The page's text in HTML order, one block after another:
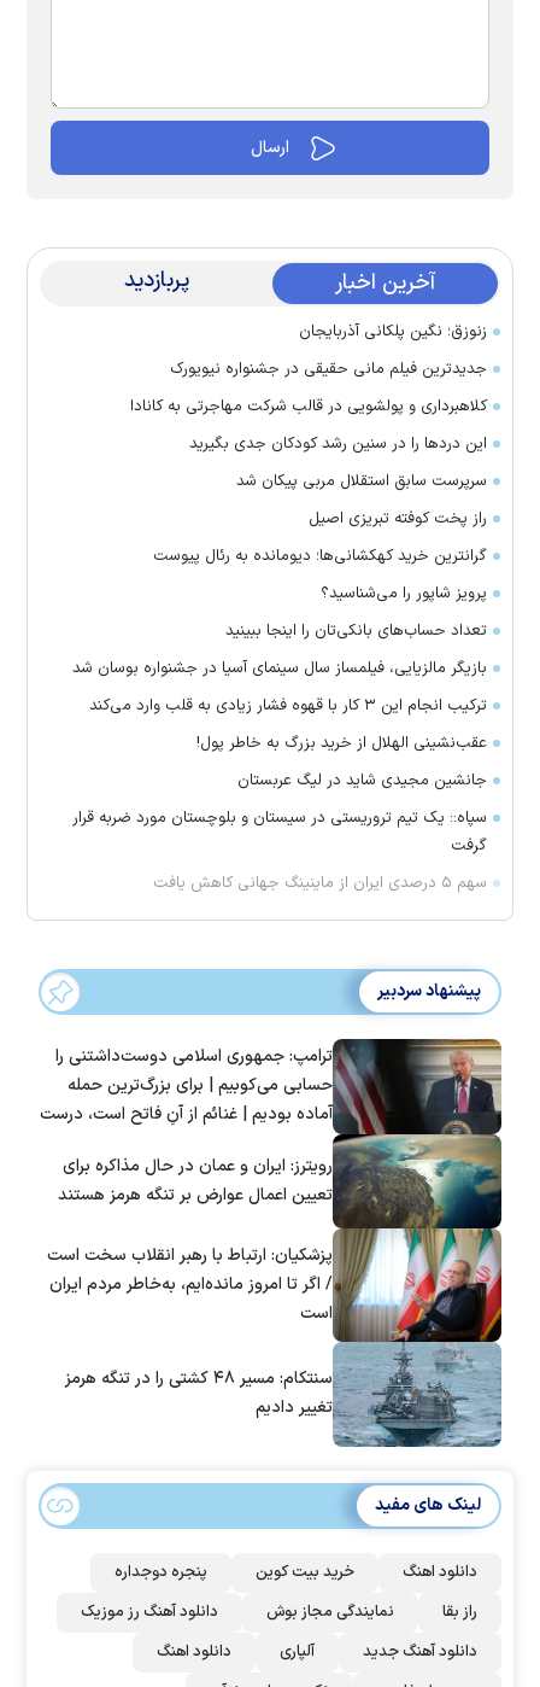
آخرین اخبار پربازدید
زنوزق؛ نگین پلکانی آذربایجان
جدیدترین فیلم مانی حقیقی در جشنواره نیویورک
کلاهبرداری و پولشویی در قالب شرکت مهاجرتی به کانادا
این درد‌ها را در سنین رشد کودکان جدی بگیرید
سرپرست سابق استقلال مربی پیکان شد
راز پخت کوفته تبریزی اصیل
گرانترین خرید کهکشانی‌ها؛ دیومانده به رئال پیوست
پرویز شاپور را می‌شناسید؟
تعداد حساب‌های بانکی‌تان را اینجا ببینید
بازیگر مالزیایی، فیلمساز سال سینمای آسیا در جشنواره بوسان شد
ترکیب انجام این ۳ کار با قهوه فشار زیادی به قلب وارد می‌کند
عقب‌نشینی الهلال از خرید بزرگ به خاطر پول!
جانشین مجیدی شاید در لیگ عربستان
سپاه:: یک تیم تروریستی در سیستان و بلوچستان مورد ضربه قرار
گرفت
سهم ۵ درصدی ایران از ماینینگ جهانی کاهش یافت
پیشنهاد سردبیر
ترامپ: جمهوری اسلامی دوست‌داشتنی را
حسابی می‌کوبیم | برای بزرگ‌ترین حمله
آماده بودیم | غنائم از آنِ فاتح است، درست
رویترز: ایران و عمان در حال مذاکره برای
تعیین اعمال عوارض بر تنگه هرمز هستند
پزشکیان: ارتباط با رهبر انقلاب سخت است
/ اگر تا امروز مانده‌ایم، به‌خاطر مردم ایران
است
سنتکام: مسیر ۴۸ کشتی را در تنگه هرمز
تغییر دادیم
لینک های مفید
دانلود اهنگ خرید بیت کوین
پنجره دوجداره
راز بقا
نمایندگی مجاز بوش
دانلود آهنگ رز‌ موزیک
دانلود آهنگ جدید
آلپاری
دانلود اهنگ